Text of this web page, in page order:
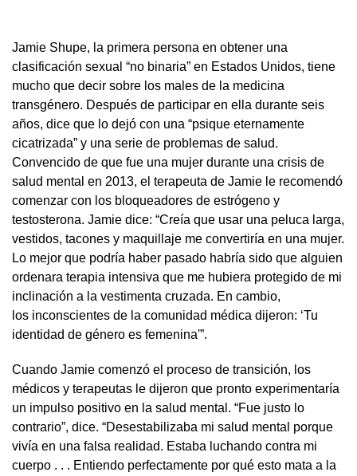
Jamie Shupe, la primera persona en obtener una
clasificación sexual “no binaria” en Estados Unidos, tiene
mucho que decir sobre los males de la medicina
transgénero. Después de participar en ella durante seis
años, dice que lo dejó con una “psique eternamente
cicatrizada” y una serie de problemas de salud.
Convencido de que fue una mujer durante una crisis de
salud mental en 2013, el terapeuta de Jamie le recomendó
comenzar con los bloqueadores de estrógeno y
testosterona. Jamie dice: “Creía que usar una peluca larga,
vestidos, tacones y maquillaje me convertiría en una mujer.
Lo mejor que podría haber pasado habría sido que alguien
ordenara terapia intensiva que me hubiera protegido de mi
inclinación a la vestimenta cruzada. En cambio,
los inconscientes de la comunidad médica dijeron: ‘Tu
identidad de género es femenina'”.
Cuando Jamie comenzó el proceso de transición, los
médicos y terapeutas le dijeron que pronto experimentaría
un impulso positivo en la salud mental. “Fue justo lo
contrario”, dice. “Desestabilizaba mi salud mental porque
vivía en una falsa realidad. Estaba luchando contra mi
cuerpo . . . Entiendo perfectamente por qué esto mata a la